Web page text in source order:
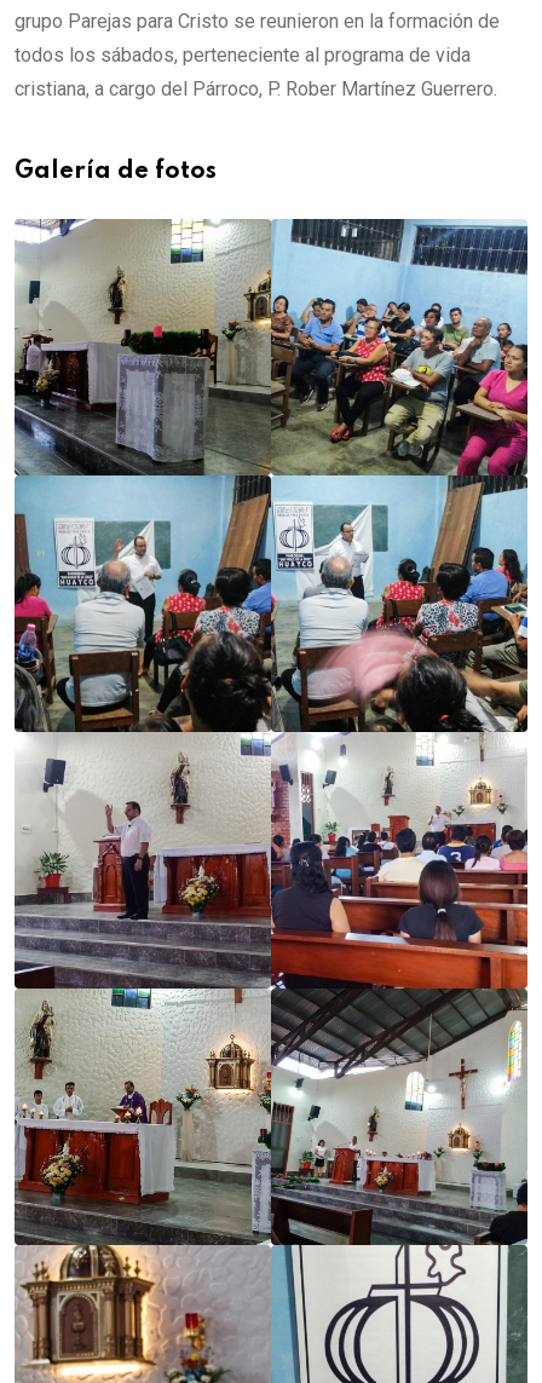
grupo Parejas para Cristo se reunieron en la formación de
todos los sábados, perteneciente al programa de vida
cristiana, a cargo del Párroco, P. Rober Martínez Guerrero.
Galería de fotos